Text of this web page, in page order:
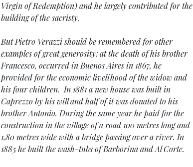
Virgin of Redemption) and he largely contributed for the
building of the sacristy.
But Pietro Verazzi should be remembered for other
examples of great generosity: at the death of his brother
Francesco, occurred in Buenos Aires in 1867, he
provided for the economic livelihood of the widow and
his four children. In 1881 a new house was built in
Caprezzo by his will and half of it was donated to his
brother Antonio. During the same year he paid for the
construction in the village of a road 100 metres long and
1,80 metres wide with a bridge passing over a river. In
1885 he built the wash-tubs of Barborina and Al Corte.